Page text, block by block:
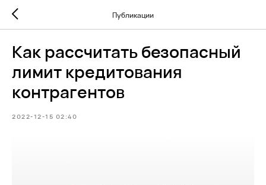
Публикации
Как рассчитать безопасный
лимит кредитования
контрагентов
2022-12-15 02:40